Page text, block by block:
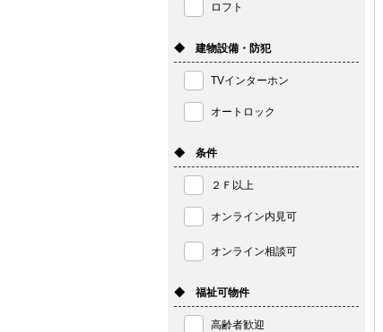
ロフト
◆ 建物設備・防犯
TVインターホン
オートロック
◆ 条件
２Ｆ以上
オンライン内見可
オンライン相談可
◆ 福祉可物件
高齢者歓迎